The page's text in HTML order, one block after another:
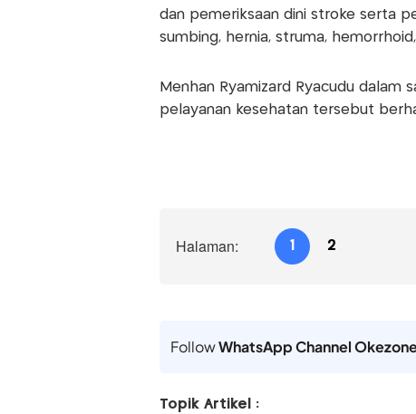
dan pemeriksaan dini stroke serta
sumbing, hernia, struma,
Menhan Ryamizard Ryacudu dalam
pelayanan kesehatan tersebut
Halaman: 1 2
FollowWhatsApp Channel
Topik Artikel :